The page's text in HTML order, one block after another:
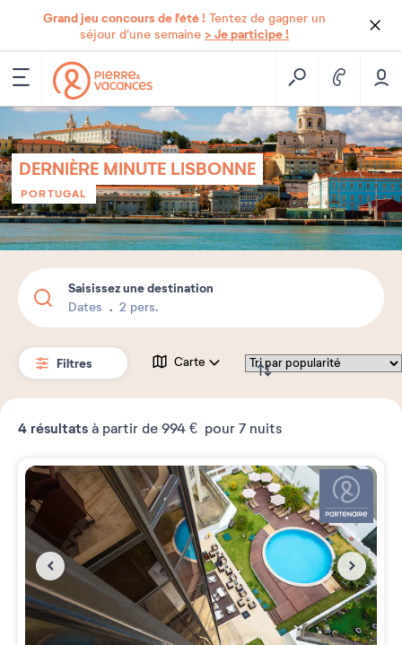
Grand jeu concours de l'été ! Tentez de gagner un
séjour d'une semaine > Je participe !
DERNIÈRE MINUTE LISBONNE
PORTUGAL
Saisissez une destination
Dates 2 pers.
Filtres Carte
4 résultats à partir de 994 € pour 7 nuits